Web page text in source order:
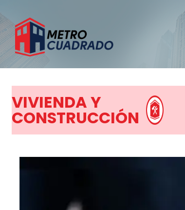
VIVIENDA Y
CONSTRUCCIÓN